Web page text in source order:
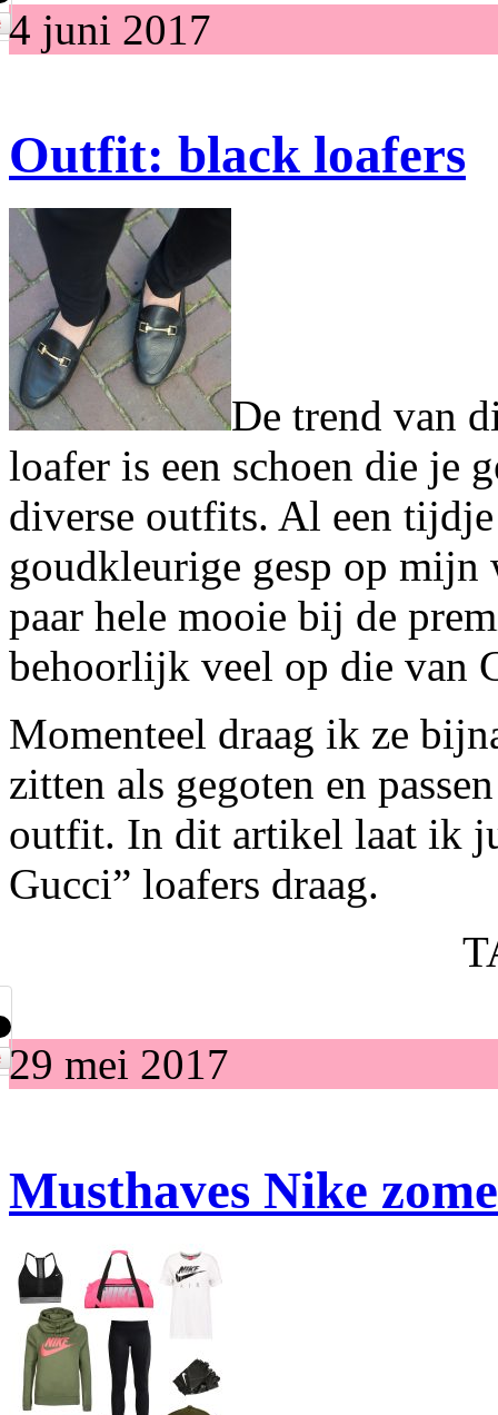
4 juni 2017
Outfit: black loafers
De trend van
loafer is een schoen die je
diverse outfits. Al een
goudkleurige gesp op
paar hele mooie bij de
behoorlijk veel op die van
Momenteel draag ik ze
zitten als gegoten en
outfit. In dit artikel laat ik
Gucci” loafers draag.
29 mei 2017
Musthaves Nike